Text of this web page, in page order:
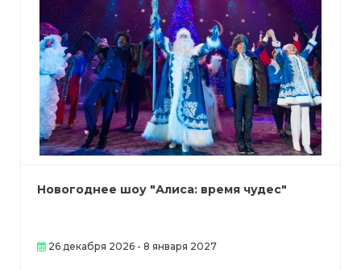
Новогоднее шоу "Алиса: время чудес"
26 декабря 2026 - 8 января 2027